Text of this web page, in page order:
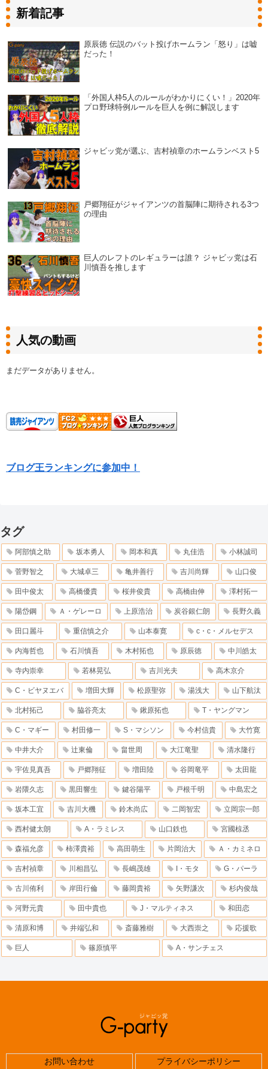
新着記事
原辰徳 伝説のバット投げホームラン「怒り」は嘘
だった！
「外国人枠5人のルールがわかりにくい！」2020年
プロ野球特例ルールを巨人を例に解説します
ジャビッ党が選ぶ、吉村禎章のホームランベスト5
戸郷翔征がジャイアンツの首脳陣に期待される3つ
の理由
巨人のレフトのレギュラーは誰？ ジャビッ党は石
川慎吾を推します
人気の動画
まだデータがありません。
ブログ王ランキングに参加中！
タグ
阿部慎之助 坂本勇人 岡本和真 丸佳浩 小林誠司
菅野智之 大城卓三 亀井善行 吉川尚輝 山口俊
田中俊太 高橋優貴 桜井俊貴 高橋由伸 澤村拓一
陽岱鋼 Ａ・ゲレーロ 上原浩治 炭谷銀仁朗 長野久義
田口麗斗 重信慎之介 山本泰寛 c・c・メルセデス
内海哲也 石川慎吾 木村拓也 原辰徳 中川皓太
寺内崇幸 若林晃弘 吉川光夫 高木京介
C・ビヤヌエバ 増田大輝 松原聖弥 湯浅大 山下航汰
北村拓己 脇谷亮太 鍬原拓也 T・ヤングマン
C・マギー 村田修一 S・マシソン 今村信貴 大竹寛
中井大介 辻東倫 畠世周 大江竜聖 清水隆行
宇佐見真吾 戸郷翔征 増田陸 谷岡竜平 太田龍
岩隈久志 黒田響生 鍵谷陽平 戸根千明 中島宏之
坂本工宜 吉川大機 鈴木尚広 二岡智宏 立岡宗一郎
西村健太朗 A・ラミレス 山口鉄也 宮國椋丞
森福允彦 柿澤貴裕 高田萌生 片岡治大 Ａ・カミネロ
吉村禎章 川相昌弘 長嶋茂雄 I・モタ G・パーラ
古川侑利 岸田行倫 藤岡貴裕 矢野謙次 杉内俊哉
河野元貴 田中貴也 J・マルティネス 和田恋
清原和博 井端弘和 斎藤雅樹 大西崇之 応援歌
巨人 篠原慎平 A・サンチェス
お問い合わせ プライバシーポリシー